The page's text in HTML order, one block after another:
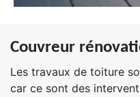
Couvreur
Les travaux de toiture
car ce sont des